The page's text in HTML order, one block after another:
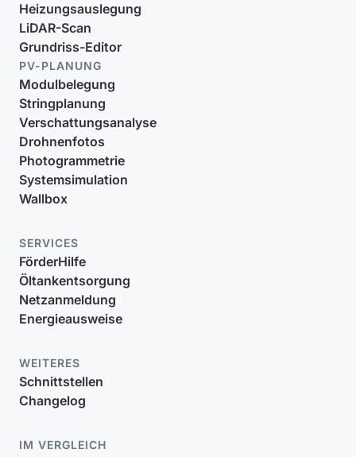
Heizungsauslegung
LiDAR-Scan
Grundriss-Editor
PV-PLANUNG
Modulbelegung
Stringplanung
Verschattungsanalyse
Drohnenfotos
Photogrammetrie
Systemsimulation
Wallbox
SERVICES
FörderHilfe
Öltankentsorgung
Netzanmeldung
Energieausweise
WEITERES
Schnittstellen
Changelog
IM VERGLEICH